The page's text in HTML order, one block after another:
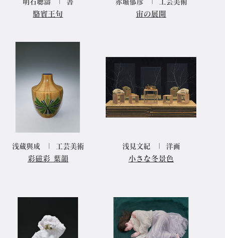
明石聴濤 書
駱賓王句
赤堀郁彦 工芸美術
宙の展開
浅蔵與成 工芸美術
彩磁彩 葉韻
浅見文紀 洋画
小さな冬景色